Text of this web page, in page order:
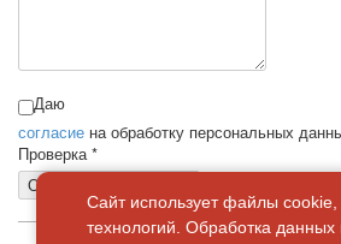
Даю
согласие на обработку персональных
Проверка*
Отправить сообщение
Сайт использует файлы
технологий. Обработка данных